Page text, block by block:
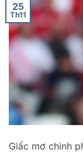
25
Th11
Giấc mơ chinh